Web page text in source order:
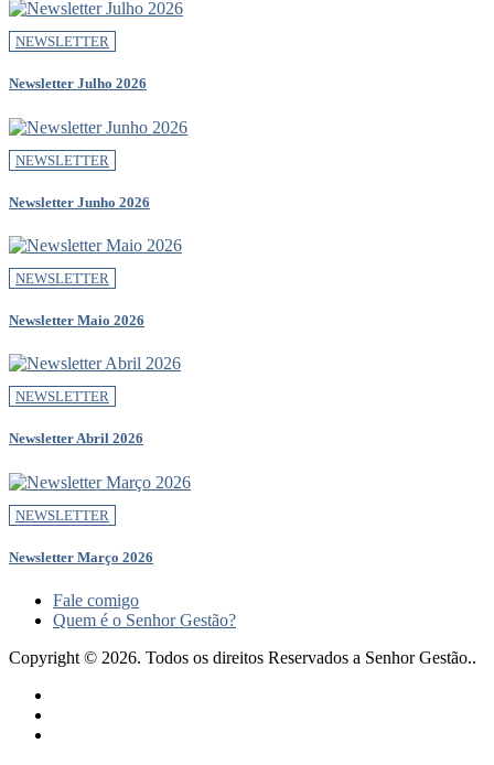
NEWSLETTER
Newsletter Julho 2026
NEWSLETTER
Newsletter Junho 2026
NEWSLETTER
Newsletter Maio 2026
NEWSLETTER
Newsletter Abril 2026
NEWSLETTER
Newsletter Março 2026
Fale comigo
Quem é o Senhor Gestão?
Copyright © 2026. Todos os direitos Reservados a Senhor Gestão..